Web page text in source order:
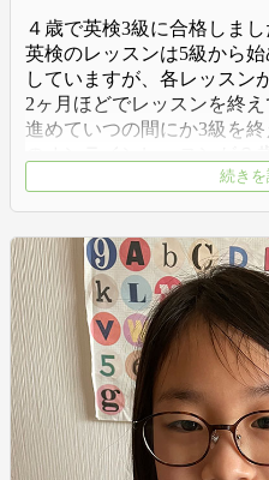
４歳で英検3級に合格しまし
英検のレッスンは5級から
していますが、各レッスン
2ヶ月ほどでレッスンを終
進めていつの間にか3級を
で、一度英検に挑戦しよう
そして長文でした。取り組
も書けない中、こちらの3
き写す事からはじめました
で、一文書くのに1時間か
前にはある程度自分で考え
た。
続き